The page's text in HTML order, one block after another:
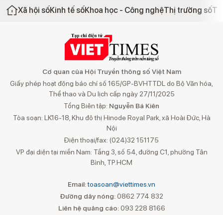
Xã hội sốKinh tế sốKhoa học - Công nghệThị trường số
Cơ quan của Hội Truyền thông số Việt Nam
Giấy phép hoạt động báo chí số 165/GP-BVHTTDL do Bộ Văn hóa,
Thể thao và Du lịch cấp ngày 27/11/2025
Tổng Biên tập: Nguyễn Bá Kiên
Tòa soạn: LK16-18, Khu đô thị Hinode Royal Park, xã Hoài Đức, Hà
Nội
Điện thoại/fax: (024)32 151175
VP đại diện tại miền Nam: Tầng 3, số 54, đường C1, phường Tân
Bình, TP.HCM
Email:toasoan@viettimes.vn
Đường dây nóng: 0862 774 832
Liên hệ quảng cáo:093 228 8166